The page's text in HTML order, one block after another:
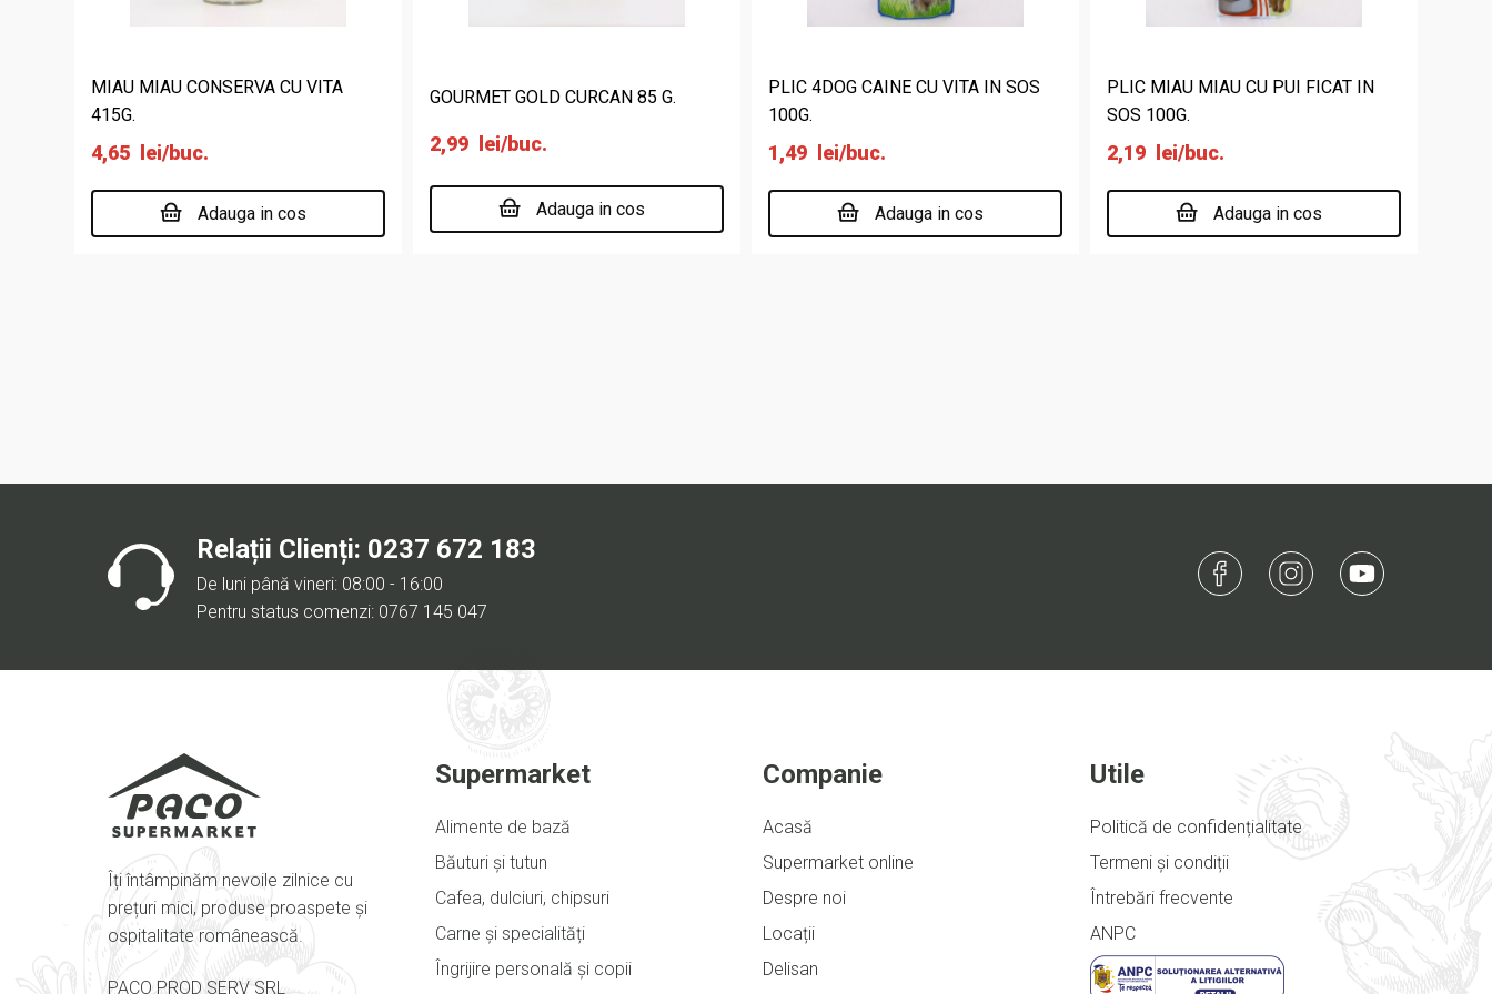
MIAU MIAU CONSERVA CU VITA
415G.
4,65 lei/buc.
Adauga in cos
GOURMET GOLD CURCAN 85 G.
2,99 lei/buc.
Adauga in cos
PLIC 4DOG CAINE CU VITA IN SOS
100G.
1,49 lei/buc.
Adauga in cos
PLIC MIAU MIAU CU PUI FICAT IN
SOS 100G.
2,19 lei/buc.
Adauga in cos
Relații Clienți: 0237 672 183
De luni până vineri: 08:00 - 16:00
Pentru status comenzi: 0767 145 047
Îți întâmpinăm nevoile zilnice cu
prețuri mici, produse proaspete și
ospitalitate românească.
PACO PROD SERV SRL
Supermarket
Alimente de bază
Băuturi și tutun
Cafea, dulciuri, chipsuri
Carne și specialități
Îngrijire personală și copii
Companie
Acasă
Supermarket online
Despre noi
Locații
Delisan
Utile
Politică de confidențialitate
Termeni și condiții
Întrebări frecvente
ANPC